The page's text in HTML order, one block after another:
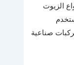
الزيوت
صناعية